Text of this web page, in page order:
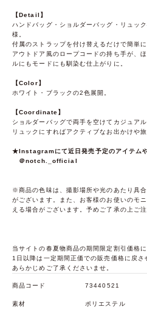
【Detail】
ハンドバッグ・ショルダーバッグ・リュッ
様。
付属のストラップを付け替えるだけで簡単
アウトドア風のロープコードの持ち手が、
ルにもモードにも馴染む仕上がりに。
【Color】
ホワイト・ブラックの2色展開。
【Coordinate】
ショルダーバッグで両手を空けてカジュアル
リュックにすればアクティブなお出かけや
★Instagramにて近日発売予定のアイテムや
＠notch._official
※商品の色味は、撮影場所や光のあたり具
がございます。また、お客様のお使いのモ
える場合がございます。予めご了承の上ご注
当サイトの春夏物商品の期間限定割引価格
1日以降は一定期間正価での販売価格に戻さ
あらかじめご了承くださいませ。
商品コード 73440521
素材 ポリエステル